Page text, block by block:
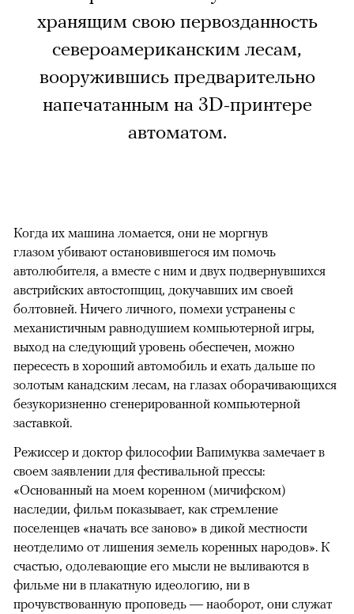
хранящим свою первозданность
североамериканским лесам,
вооружившись предварительно
напечатанным на 3D-принтере
автоматом.
Когда их машина ломается, они не моргнув
глазом убивают остановившегося им помочь
автолюбителя, а вместе с ним и двух подвернувшихся
австрийских автостопщиц, докучавших им своей
болтовней. Ничего личного, помехи устранены с
механистичным равнодушием компьютерной игры,
выход на следующий уровень обеспечен, можно
пересесть в хороший автомобиль и ехать дальше по
золотым канадским лесам, на глазах оборачивающихся
безукоризненно сгенерированной компьютерной
заставкой.
Режиссер и доктор философии Вапимуква замечает в
своем заявлении для фестивальной прессы:
«Основанный на моем коренном (мичифском)
наследии, фильм показывает, как стремление
поселенцев «начать все заново» в дикой местности
неотделимо от лишения земель коренных народов». К
счастью, одолевающие его мысли не выливаются в
фильме ни в плакатную идеологию, ни в
прочувствованную проповедь — наоборот, они служат